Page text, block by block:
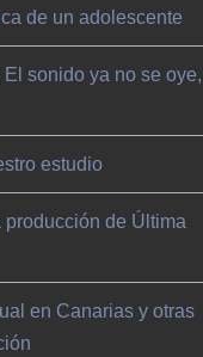
de un adolescente
sonido ya no se oye,
estudio
de Última
en Canarias y otras